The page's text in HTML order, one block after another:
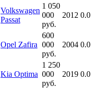
Volkswagen
Passat
1 050
000
руб.
2012 0.0
Opel Zafira
600
000
руб.
2004 0.0
Kia Optima
1 250
000
руб.
2019 0.0